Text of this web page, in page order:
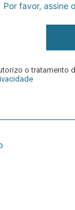
Por favor, assine
o tratamento